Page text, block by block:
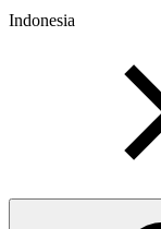
Indonesia